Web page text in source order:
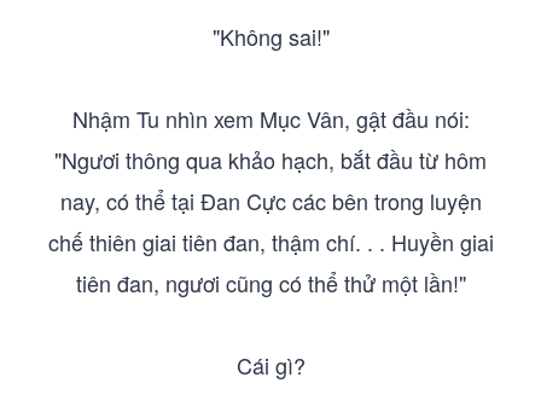
"Không sai!"
Nhậm Tu nhìn xem Mục Vân, gật đầu nói:
"Ngươi thông qua khảo hạch, bắt đầu từ hôm
nay, có thể tại Đan Cực các bên trong luyện
chế thiên giai tiên đan, thậm chí. . . Huyền giai
tiên đan, ngươi cũng có thể thử một lần!"
Cái gì?